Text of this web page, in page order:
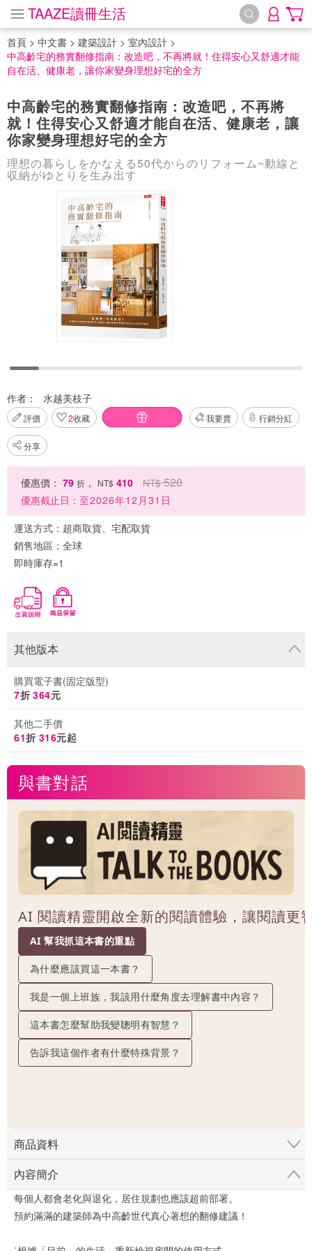
TAAZE讀冊生活
首頁 > 中文書 > 建築設計 > 室內設計 >
中高齡宅的務實翻修指南：改造吧，不再將就！住得安心又舒適才能
自在活、健康老，讓你家變身理想好宅的全方
中高齡宅的務實翻修指南：改造吧，不再將
就！住得安心又舒適才能自在活、健康老，讓
你家變身理想好宅的全方
理想の暮らしをかなえる50代からのリフォーム~動線と
収納がゆとりを生み出す
作者： 水越美枝子
評價 2收藏 我要賣 行銷分紅
分享
優惠價： 79 折 ， NT$ 410 NT$ 520
優惠截止日： 至2026年12月31日
運送方式： 超商取貨、宅配取貨
銷售地區： 全球
即時庫存=1
其他版本
購買電子書(固定版型)
7折 364元
其他二手價
61折 316元起
與書對話
AI 閱讀精靈開啟全新的閱讀體驗，讓閱讀更
AI 幫我抓這本書的重點
為什麼應該買這一本書？
我是一個上班族，我該用什麼角度去理解書中內容？
這本書怎麼幫助我變聰明有智慧？
告訴我這個作者有什麼特殊背景？
商品資料
內容簡介
每個人都會老化與退化，居住規劃也應該超前部署。
預約滿滿的建築師為中高齡世代真心著想的翻修建議！